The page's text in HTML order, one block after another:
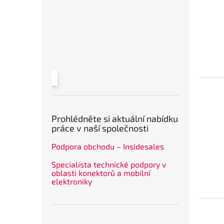
Prohlédněte si aktuální nabídku
práce v naší společnosti
Podpora obchodu – Insidesales
Specialista technické podpory v
oblasti konektorů a mobilní
elektroniky